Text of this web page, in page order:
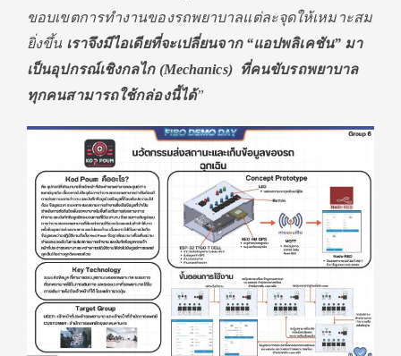
ขอบเขตการทำงานของรถพยาบาลแต่ละจุดให้เหมาะสม
ยิ่งขึ้น เราจึงมีไอเดียที่จะเปลี่ยนจาก “แอปพลิเคชัน” มา
เป็นอุปกรณ์เชิงกลไก (Mechanics) ที่คนขับรถพยาบาล
ทุกคนสามารถใช้กล่องนี้ได้”